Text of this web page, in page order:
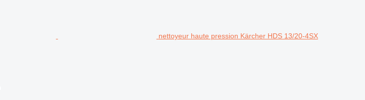
nettoyeur haute pression Kärcher HDS 13/20-4SX